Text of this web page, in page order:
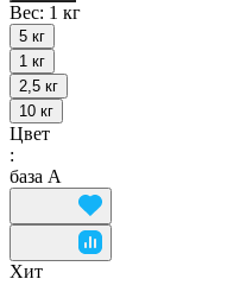
Вес: 1 кг
5 кг
1 кг
2,5 кг
10 кг
Цвет
:
база А
Хит